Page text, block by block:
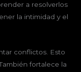
a resolverlos
la intimidad y el
conflictos. Esto
fortalece la